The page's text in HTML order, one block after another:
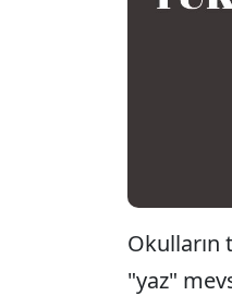
Okulların
"yaz"